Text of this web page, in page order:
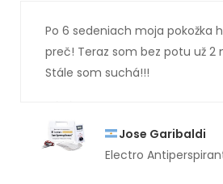
Po 6 sedeniach moja pokožka
preč! Teraz som bez potu už 2
Stále som suchá!!!
Jose Garibaldi
Electro